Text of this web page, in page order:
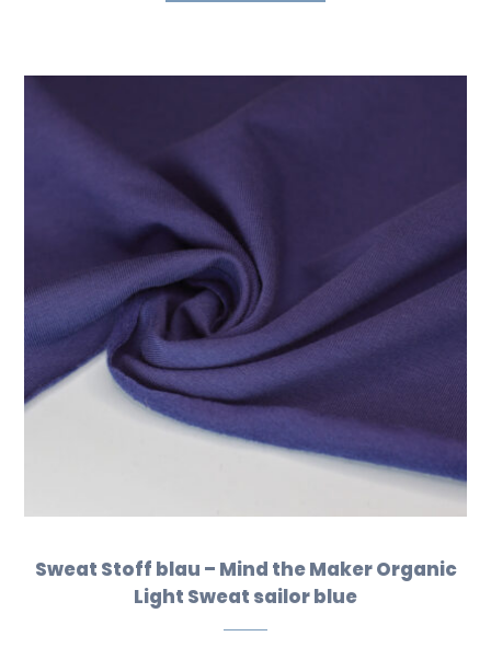
Sweat Stoff blau – Mind the Maker Organic
Light Sweat sailor blue